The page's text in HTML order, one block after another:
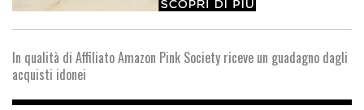
In qualità di Affiliato Amazon Pink Society riceve un guadagno dagli
acquisti idonei